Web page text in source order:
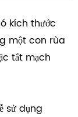
kích thước
một con rùa
tắt mạch
sử dụng